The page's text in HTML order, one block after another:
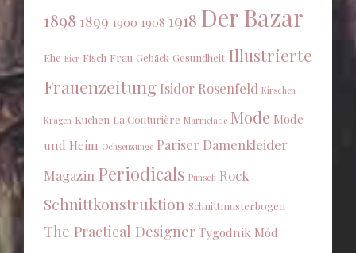
1898 1899 1900 1908 1918 Der Bazar
Ehe Eier Fisch Frau Gebäck Gesundheit Illustrierte
Frauenzeitung Isidor Rosenfeld Kirschen
Kragen Kuchen La Couturière Marmelade Mode Mode
und Heim Ochsenzunge Pariser Damenkleider
Magazin Periodicals Punsch Rock
Schnittkonstruktion Schnittmusterbogen
The Practical Designer Tygodnik Mód